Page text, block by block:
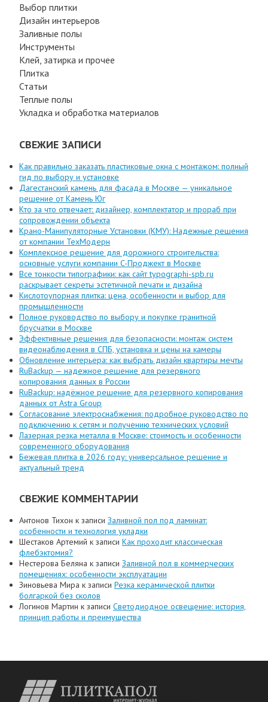
Выбор плитки
Дизайн интерьеров
Заливные полы
Инструменты
Клей, затирка и прочее
Плитка
Статьи
Теплые полы
Укладка и обработка материалов
СВЕЖИЕ ЗАПИСИ
Как правильно заказать пластиковые окна с монтажом: полный
гид по выбору и установке
Дагестанский камень для фасада в Москве — уникальное
решение от Камень Юг
Кто за что отвечает: дизайнер, комплектатор и прораб при
сопровождении объекта
Крано-Манипуляторные Установки (КМУ): Надежные решения
от компании ТехМодерн
Комплексное решение для дорожного строительства:
основные услуги компании C-Проджект в Москве
Все тонкости типографики: как сайт typographi-spb.ru
раскрывает секреты эстетичной печати и дизайна
Кислотоупорная плитка: цена, особенности и выбор для
промышленности
Полное руководство по выбору и покупке гранитной
брусчатки в Москве
Эффективные решения для безопасности: монтаж систем
видеонаблюдения в СПБ, установка и цены на камеры
Обновление интерьера: как выбрать дизайн квартиры мечты
RuBackup — надежное решение для резервного
копирования данных в России
RuBackup: надёжное решение для резервного копирования
данных от Astra Group
Согласование электроснабжения: подробное руководство по
подключению к сетям и получению технических условий
Лазерная резка металла в Москве: стоимость и особенности
современного оборудования
Бежевая плитка в 2026 году: универсальное решение и
актуальный тренд
СВЕЖИЕ КОММЕНТАРИИ
Антонов Тихон к записи Заливной пол под ламинат:
особенности и технология укладки
Шестаков Артемий к записи Как проходит классическая
флебэктомия?
Нестерова Беляна к записи Заливной пол в коммерческих
помещениях: особенности эксплуатации
Зиновьева Мира к записи Резка керамической плитки
болгаркой без сколов
Логинов Мартин к записи Светодиодное освещение: история,
принцип работы и преимущества